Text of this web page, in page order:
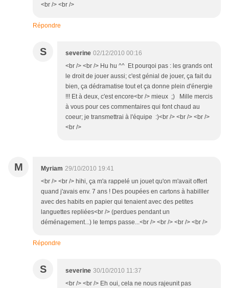
<br /> <br />
Répondre
S severine 02/12/2010 00:16
<br /> <br /> Hu hu ^^ Et pourqoi pas : les grands ont
le droit de jouer aussi; c'est génial de jouer, ça fait du
bien, ça dédramatise tout et ça donne plein d'énergie
!!! Et à deux, c'est encore<br /> mieux ;) Mille mercis
à vous pour ces commentaires qui font chaud au
coeur; je transmettrai à l'équipe :)<br /> <br /> <br />
<br />
M Myriam 29/10/2010 19:41
<br /> <br /> hihi, ça m'a rappelé un jouet qu'on m'avait offert
quand j'avais env. 7 ans ! Des poupées en cartons à habilller
avec des habits en papier qui tenaient avec des petites
languettes repliées<br /> (perdues pendant un
déménagement...) le temps passe...<br /> <br /> <br /> <br />
Répondre
S severine 30/10/2010 11:37
<br /> <br /> Eh oui, cela ne nous rajeunit pas